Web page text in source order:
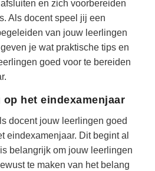
en zich voorbereiden
Als docent speel jij een
van jouw leerlingen
je wat praktische tips en
goed voor te bereiden
het eindexamenjaar
docent jouw leerlingen goed
eindexamenjaar. Dit begint al
belangrijk om jouw leerlingen
te maken van het belang